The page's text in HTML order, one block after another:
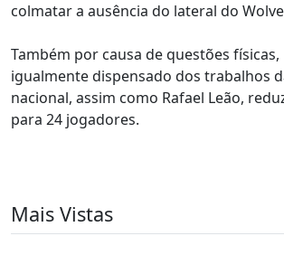
colmatar a ausência do lateral do
Também por causa de questões físicas,
igualmente dispensado dos trabalhos
nacional, assim como Rafael Leão,
para 24 jogadores.
Mais Vistas